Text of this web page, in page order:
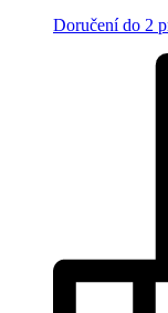
Doručení do 2